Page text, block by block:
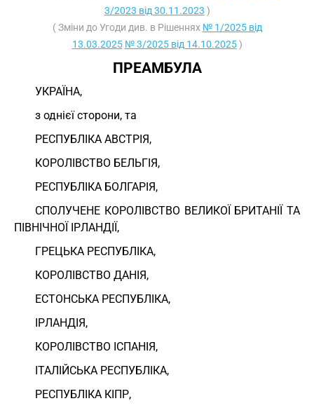
3/2023 від 30.11.2023 )
( Зміни до Угоди див. в Рішеннях № 1/2025 від
13.03.2025 № 3/2025 від 14.10.2025)
ПРЕАМБУЛА
УКРАЇНА,
з однієї сторони, та
РЕСПУБЛІКА АВСТРІЯ,
КОРОЛІВСТВО БЕЛЬГІЯ,
РЕСПУБЛІКА БОЛГАРІЯ,
СПОЛУЧЕНЕ КОРОЛІВСТВО ВЕЛИКОЇ БРИТАНІЇ ТА
ПІВНІЧНОЇ ІРЛАНДІЇ,
ГРЕЦЬКА РЕСПУБЛІКА,
КОРОЛІВСТВО ДАНІЯ,
ЕСТОНСЬКА РЕСПУБЛІКА,
ІРЛАНДІЯ,
КОРОЛІВСТВО ІСПАНІЯ,
ІТАЛІЙСЬКА РЕСПУБЛІКА,
РЕСПУБЛІКА КІПР,